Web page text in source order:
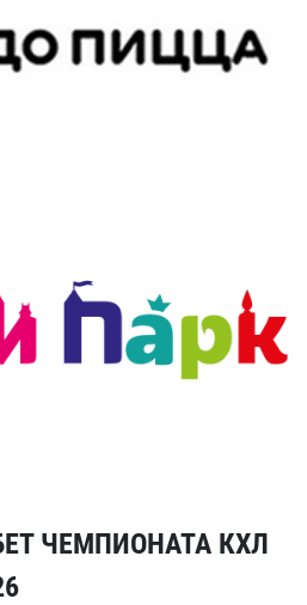
ЧЕМПИОНАТА КХЛ